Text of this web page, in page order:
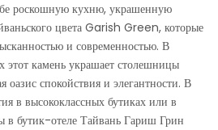
роскошную кухню, украшенную
цвета Garish Green, которые
и современностью. В
камень украшает столешницы
оазис спокойствия и элегантности. В
в высококлассных бутиках или в
в бутик-отеле Тайвань Гариш Грин